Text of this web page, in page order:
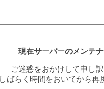
現在サーバーのメンテナ
ご迷惑をおかけして申し訳
しばらく時間をおいてから再